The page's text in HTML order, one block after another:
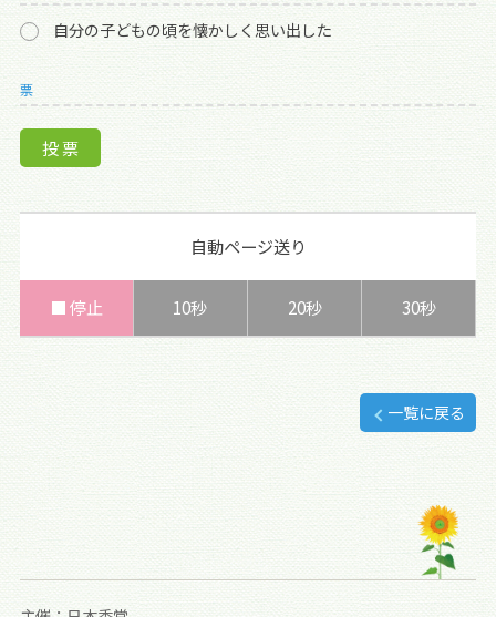
自分の子どもの頃を懐かしく思い出した
票
自動ページ送り
■ 停止 10秒 20秒 30秒
一覧に戻る